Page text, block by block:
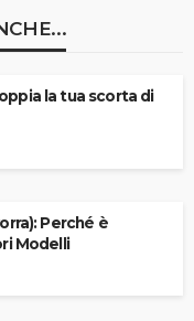
la tua scorta di
Perché è
Modelli